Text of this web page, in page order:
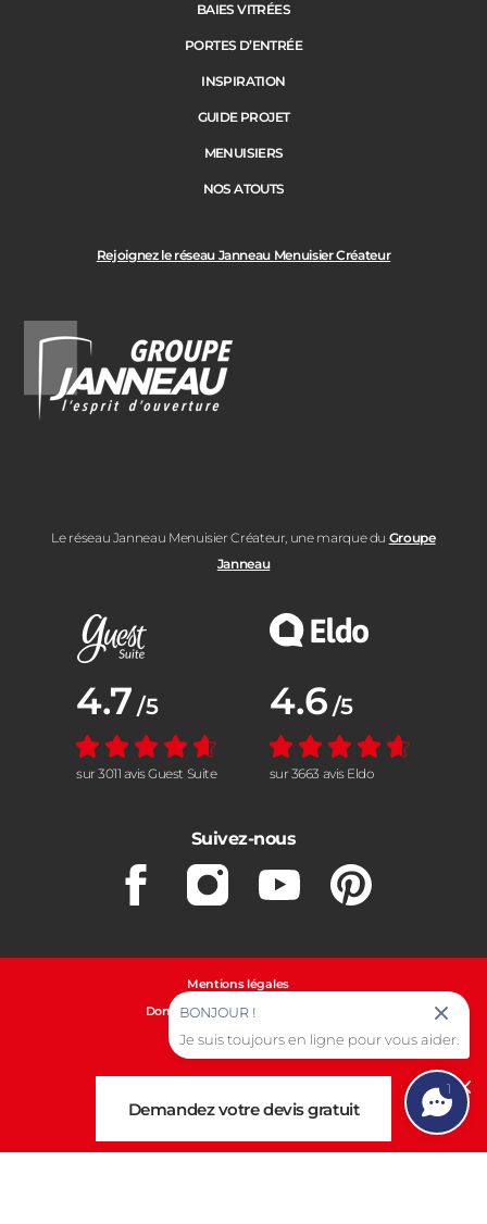
Rejoignez le réseau Janneau Menuisier Créateur
Le réseau Janneau Menuisier Créateur, une marque du Groupe
Janneau
BAIES VITRÉES
PORTES D’ENTRÉE
INSPIRATION
GUIDE PROJET
MENUISIERS
NOS ATOUTS
Note moyenne :
4.7 /5
sur 3011 avis Guest Suite
Note moyenne :
4.6 /5
sur 3663 avis Eldo
Suivez-nous
FacebookInstagramYoutubePinterest
Mentions légales
Données personnelles et cookies
Gestion des cookies
Demandez votre devis gratuit
1
BONJOUR !
Je suis toujours en ligne pour vous aider.